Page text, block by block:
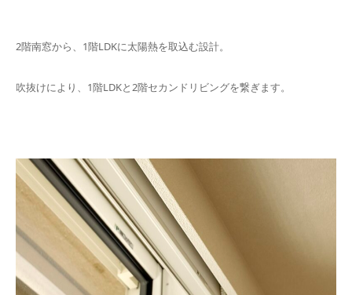
2階南窓から、1階LDKに太陽熱を取込む設計。
吹抜けにより、1階LDKと2階セカンドリビングを繋ぎます。